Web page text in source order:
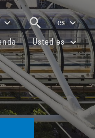
es
(current)Usted es